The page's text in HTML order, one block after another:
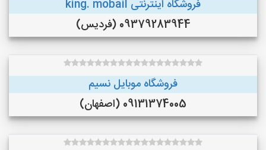
فروشگاه اینترنتی king. mobail
09379283944 (فردیس)
فروشگاه موبایل نسیم
09131374005 (اصفهان)